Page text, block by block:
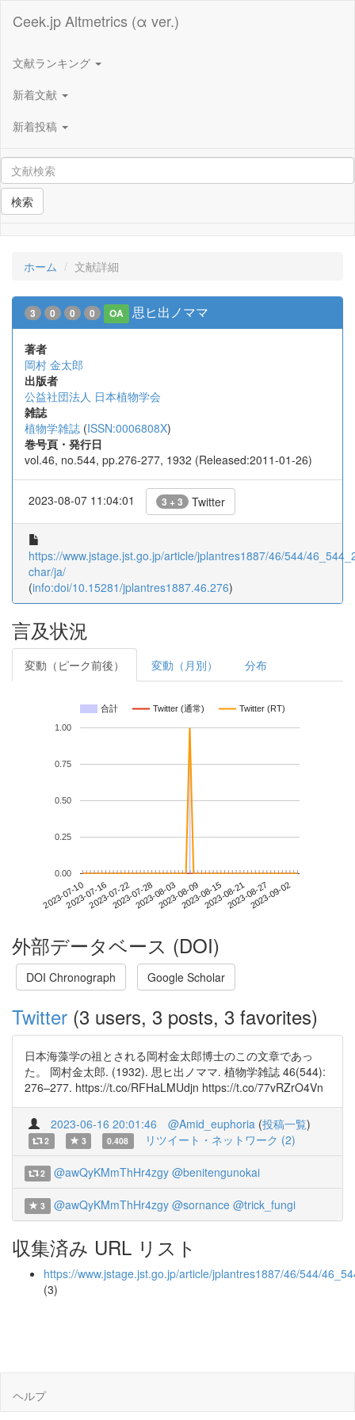
Ceek.jp Altmetrics (α ver.)
文献ランキング
新着文献
新着投稿
検索
ホーム 文献詳細
3 0 0 0 OA 思ヒ出ノママ
著者
岡村 金太郎
出版者
公益社団法人 日本植物学会
雑誌
植物学雑誌 (ISSN:0006808X)
巻号頁・発行日
vol.46, no.544, pp.276-277, 1932 (Released:2011-01-26)
2023-08-07 11:04:01 3 + 3 Twitter
https://www.jstage.jst.go.jp/article/jplantres1887/46/544/
char/ja/
(info:doi/10.15281/jplantres1887.46.276)
言及状況
変動（ピーク前後） 変動（月別） 分布
合計 Twitter (通常) Twitter (RT)
2023-07-102023-07-162023-07-222023-07-282023-08-032023-08-092023-08-152023-08-212023-08-272023-09-02
0.00
0.25
0.50
0.75
1.00
外部データベース (DOI)
DOI Chronograph Google Scholar
Twitter (3 users, 3 posts, 3 favorites)
日本海藻学の祖とされる岡村金太郎博士のこの文章であっ
た。 岡村金太郎. (1932). 思ヒ出ノママ. 植物学雑誌 46(544):
276–277. https://t.co/RFHaLMUdjn https://t.co/77vRZrO4Vn
2023-06-16 20:01:46 @Amid_euphoria (投稿一覧)
2 3 0.408 リツイート・ネットワーク (2)
2 @awQyKMmThHr4zgy @benitengunokai
3 @awQyKMmThHr4zgy @sornance @trick_fungi
収集済み URL リスト
https://www.jstage.jst.go.jp/article/jplantres1887/46/544/
(3)
ヘルプ